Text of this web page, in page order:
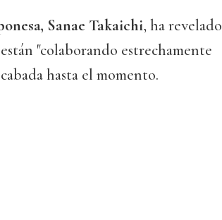
Sanae Takaichi, ha revelado
están "colaborando estrechamente
hasta el momento.